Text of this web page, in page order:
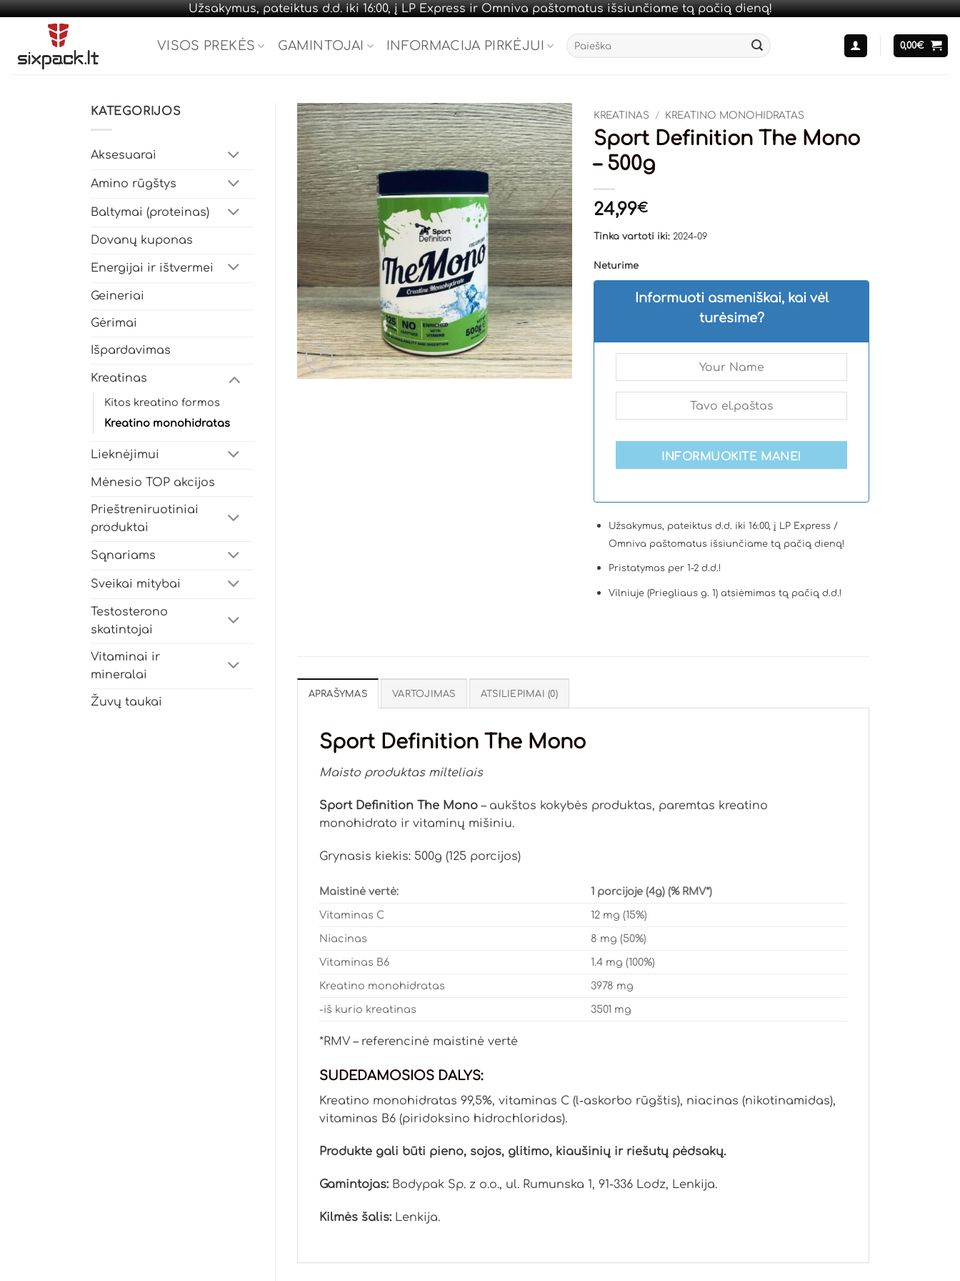
Užsakymus, pateiktus d.d. iki 16:00, į LP Express ir Omniva paštomatus išsiunčiame tą pačią dieną!
content
VISOS PREKĖS GAMINTOJAI INFORMACIJA PIRKĖJUI Ieškoti:
0,00€
KATEGORIJOS
Aksesuarai
Amino rūgštys
Baltymai (proteinas)
Dovanų kuponas
Energijai ir ištvermei
Geineriai
Gėrimai
Išpardavimas
Kreatinas
Kitos kreatino formos
Kreatino monohidratas
Lieknėjimui
Mėnesio TOP akcijos
Prieštreniruotiniai
produktai
Sąnariams
Sveikai mitybai
Testosterono
skatintojai
Vitaminai ir
mineralai
Žuvų taukai
KREATINAS / KREATINO MONOHIDRATAS
Sport Definition The Mono
– 500g
24,99€
Tinka vartoti iki: 2024-09
Neturime
Informuoti asmeniškai, kai vėl
turėsime?
INFORMUOKITE MANE!
Užsakymus, pateiktus d.d. iki 16:00, į LP Express /
Omniva paštomatus išsiunčiame tą pačią dieną!
Pristatymas per 1-2 d.d.!
Vilniuje (Priegliaus g. 1) atsiėmimas tą pačią d.d.!
APRAŠYMAS VARTOJIMAS ATSILIEPIMAI (0)
Sport Definition The Mono
Maisto produktas milteliais
Sport Definition The Mono– aukštos kokybės produktas, paremtas kreatino
monohidrato ir vitaminų mišiniu.
Grynasis kiekis: 500g (125 porcijos)
Maistinė vertė: 1 porcijoje (4g) (% RMV*)
Vitaminas C 12 mg (15%)
Niacinas 8 mg (50%)
Vitaminas B6 1.4 mg (100%)
Kreatino monohidratas 3978 mg
-iš kurio kreatinas 3501 mg
*RMV – referencinė maistinė vertė
SUDEDAMOSIOS DALYS:
Kreatino monohidratas 99,5%, vitaminas C (l-askorbo rūgštis), niacinas (nikotinamidas),
vitaminas B6 (piridoksino hidrochloridas).
Produkte gali būti pieno, sojos, glitimo, kiaušinių ir riešutų pėdsakų.
Gamintojas:Bodypak Sp. z o.o., ul. Rumunska 1, 91-336 Lodz, Lenkija.
Kilmės šalis:Lenkija.